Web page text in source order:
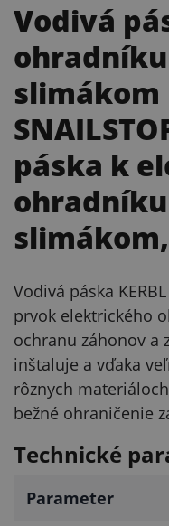
Vodivá
slimákom
páska k
Vodivá páska
prvok elektrického
ochranu záhonov a
inštaluje a vďaka
rôznych
bežné ohraničenie
Technické
Parameter